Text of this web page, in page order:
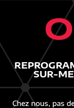
SUR-
Chez nous, pas